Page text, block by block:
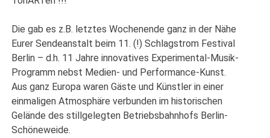
Die gab es z.B. letztes Wochenende ganz in der Nähe
Eurer Sendeanstalt beim 11. (!) Schlagstrom Festival
Berlin – d.h. 11 Jahre innovatives Experimental-Musik-
Programm nebst Medien- und Performance-Kunst.
Aus ganz Europa waren Gäste und Künstler in einer
einmaligen Atmosphäre verbunden im historischen
Gelände des stillgelegten Betriebsbahnhofs Berlin-
Schöneweide.